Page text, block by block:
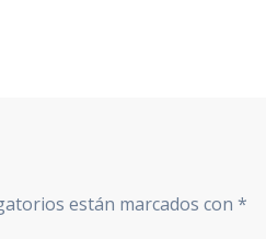
están marcados con*